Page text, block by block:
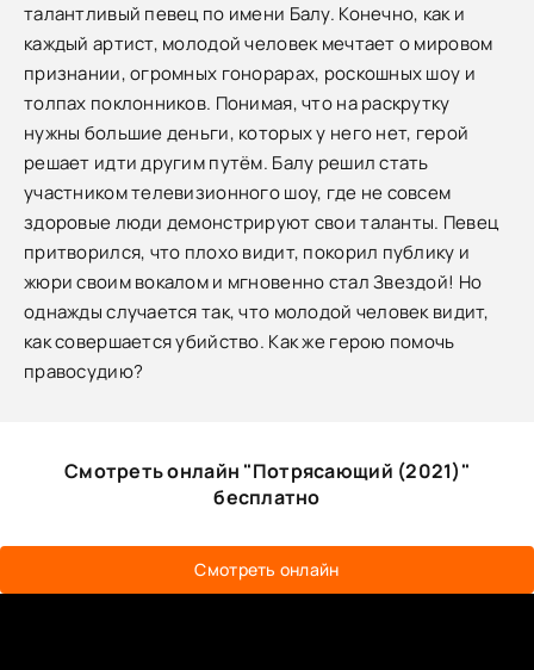
талантливый певец по имени Балу. Конечно, как и
каждый артист, молодой человек мечтает о мировом
признании, огромных гонорарах, роскошных шоу и
толпах поклонников. Понимая, что на раскрутку
нужны большие деньги, которых у него нет, герой
решает идти другим путём. Балу решил стать
участником телевизионного шоу, где не совсем
здоровые люди демонстрируют свои таланты. Певец
притворился, что плохо видит, покорил публику и
жюри своим вокалом и мгновенно стал Звездой! Но
однажды случается так, что молодой человек видит,
как совершается убийство. Как же герою помочь
правосудию?
Смотреть онлайн "Потрясающий (2021)"
бесплатно
Смотреть онлайн